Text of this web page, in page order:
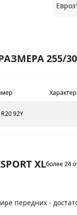
255/30
92Y
XLболее 24
передних -